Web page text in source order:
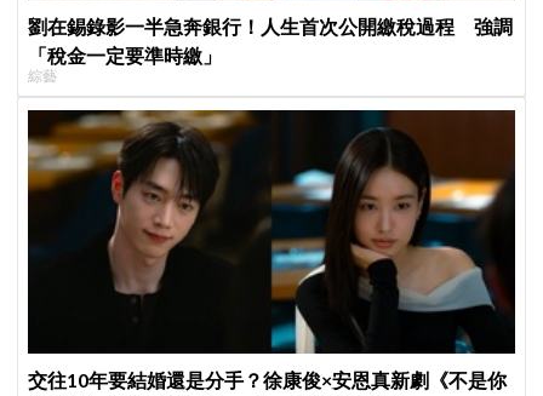
劉在錫錄影一半急奔銀行！人生首次公開繳稅過程 強調
「稅金一定要準時繳」
綜藝
交往10年要結婚還是分手？徐康俊×安恩真新劇《不是你